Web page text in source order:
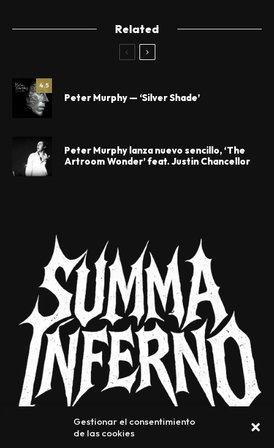
Gestionar el consentimiento
de las cookies
Related
4.5
Peter Murphy — ‘Silver Shade’
Peter Murphy lanza nuevo sencillo, ‘The
Artroom Wonder’ feat. Justin Chancellor